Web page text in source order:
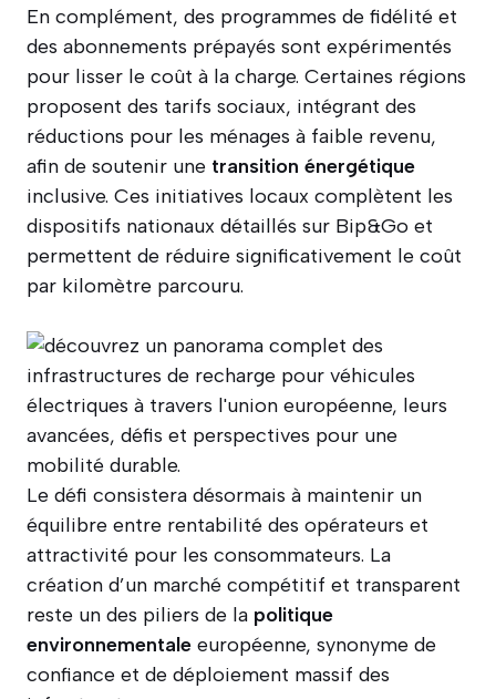
En complément, des programmes de fidélité et
des abonnements prépayés sont expérimentés
pour lisser le coût à la charge. Certaines régions
proposent des tarifs sociaux, intégrant des
réductions pour les ménages à faible revenu,
afin de soutenir une transition énergétique
inclusive. Ces initiatives locaux complètent les
dispositifs nationaux détaillés sur Bip&Go et
permettent de réduire significativement le coût
par kilomètre parcouru.
Le défi consistera désormais à maintenir un
équilibre entre rentabilité des opérateurs et
attractivité pour les consommateurs. La
création d’un marché compétitif et transparent
reste un des piliers de la politique
environnementale européenne, synonyme de
confiance et de déploiement massif des